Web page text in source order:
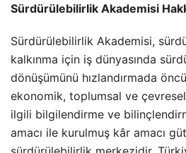
Sürdürülebilirlik Akademisi
Sürdürülebilirlik Akademisi,
kalkınma için iş dünyasında
dönüşümünü hızlandırmada
ekonomik, toplumsal ve
ilgili bilgilendirme ve
amacı ile kurulmuş kâr amacı